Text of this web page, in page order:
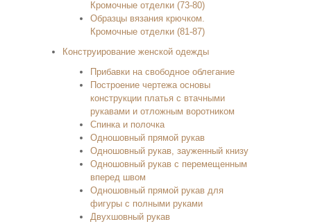
Кромочные отделки (73-80)
Образцы вязания крючком.
Кромочные отделки (81-87)
Конструирование женской одежды
Прибавки на свободное облегание
Построение чертежа основы
конструкции платья с втачными
рукавами и отложным воротником
Спинка и полочка
Одношовный прямой рукав
Одношовный рукав, зауженный книзу
Одношовный рукав с перемещенным
вперед швом
Одношовный прямой рукав для
фигуры с полными руками
Двухшовный рукав